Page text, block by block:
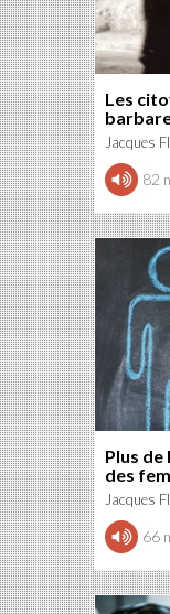
Les
Jacques
82
Plus
des
Jacques
66